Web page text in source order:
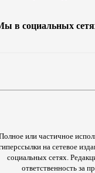
в социальных
или частичное
на сетевое
социальных сетях.
ответственность за